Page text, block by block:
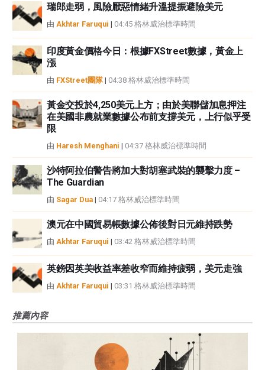
瑞郎走弱，風險厭惡情緒升溫提振避險美元
由 Akhtar Faruqui | 04:45 格林威治標準時間
印度黃金價格今日：根據FXStreet數據，黃金上
漲
由 FXStreet團隊| 04:38 格林威治標準時間
黃金交投於4,250美元上方；由於美聯儲加息押注
在美國非農就業數據公布前支撐美元，上行似乎受
限
由 Haresh Menghani | 04:37 格林威治標準時間
沙特阿拉伯警告將加大對胡塞武裝的襲擊力度 –
The Guardian
由 Sagar Dua | 04:17 格林威治標準時間
澳元在中國貿易帳數據公佈後對日元維持跌勢
由 Akhtar Faruqui | 03:42 格林威治標準時間
英鎊因英美收益率差收窄而維持疲弱，美元走強
由 Akhtar Faruqui | 03:31 格林威治標準時間
推薦內容